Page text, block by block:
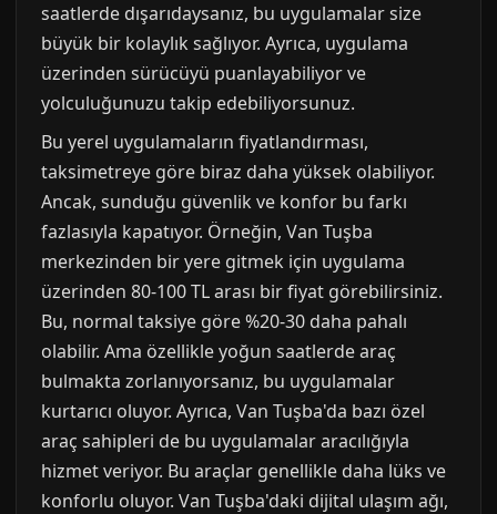
saatlerde dışarıdaysanız, bu uygulamalar size
büyük bir kolaylık sağlıyor. Ayrıca, uygulama
üzerinden sürücüyü puanlayabiliyor ve
yolculuğunuzu takip edebiliyorsunuz.
Bu yerel uygulamaların fiyatlandırması,
taksimetreye göre biraz daha yüksek olabiliyor.
Ancak, sunduğu güvenlik ve konfor bu farkı
fazlasıyla kapatıyor. Örneğin, Van Tuşba
merkezinden bir yere gitmek için uygulama
üzerinden 80-100 TL arası bir fiyat görebilirsiniz.
Bu, normal taksiye göre %20-30 daha pahalı
olabilir. Ama özellikle yoğun saatlerde araç
bulmakta zorlanıyorsanız, bu uygulamalar
kurtarıcı oluyor. Ayrıca, Van Tuşba'da bazı özel
araç sahipleri de bu uygulamalar aracılığıyla
hizmet veriyor. Bu araçlar genellikle daha lüks ve
konforlu oluyor. Van Tuşba'daki dijital ulaşım ağı,